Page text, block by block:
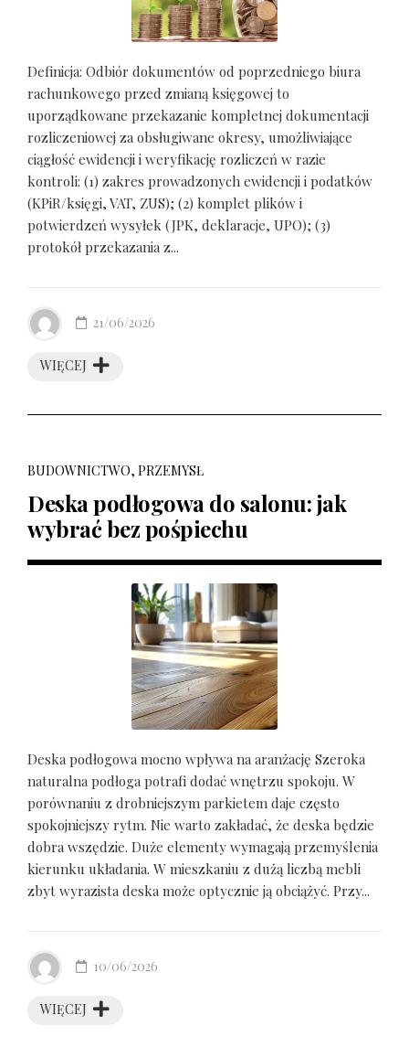
Definicja: Odbiór dokumentów od poprzedniego biura
rachunkowego przed zmianą księgowej to
uporządkowane przekazanie kompletnej dokumentacji
rozliczeniowej za obsługiwane okresy, umożliwiające
ciągłość ewidencji i weryfikację rozliczeń w razie
kontroli: (1) zakres prowadzonych ewidencji i podatków
(KPiR/księgi, VAT, ZUS); (2) komplet plików i
potwierdzeń wysyłek (JPK, deklaracje, UPO); (3)
protokół przekazania z...
WIĘCEJ
21/06/2026
BUDOWNICTWO, PRZEMYSŁ
Deska podłogowa do salonu: jak
wybrać bez pośpiechu
Deska podłogowa mocno wpływa na aranżację Szeroka
naturalna podłoga potrafi dodać wnętrzu spokoju. W
porównaniu z drobniejszym parkietem daje często
spokojniejszy rytm. Nie warto zakładać, że deska będzie
dobra wszędzie. Duże elementy wymagają przemyślenia
kierunku układania. W mieszkaniu z dużą liczbą mebli
zbyt wyrazista deska może optycznie ją obciążyć. Przy...
WIĘCEJ
10/06/2026